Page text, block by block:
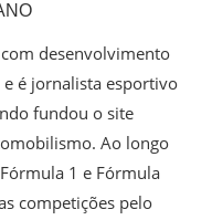
desenvolvimento
é jornalista esportivo
fundou o site
Ao longo
1 e Fórmula
competições pelo